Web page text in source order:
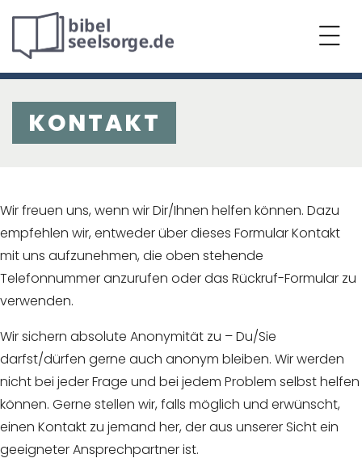
KONTAKT
Wir freuen uns, wenn wir Dir/Ihnen helfen können. Dazu
empfehlen wir, entweder über dieses Formular Kontakt
mit uns aufzunehmen, die oben stehende
Telefonnummer anzurufen oder das Rückruf-Formular zu
verwenden.
Wir sichern absolute Anonymität zu – Du/Sie
darfst/dürfen gerne auch anonym bleiben. Wir werden
nicht bei jeder Frage und bei jedem Problem selbst helfen
können. Gerne stellen wir, falls möglich und erwünscht,
einen Kontakt zu jemand her, der aus unserer Sicht ein
geeigneter Ansprechpartner ist.